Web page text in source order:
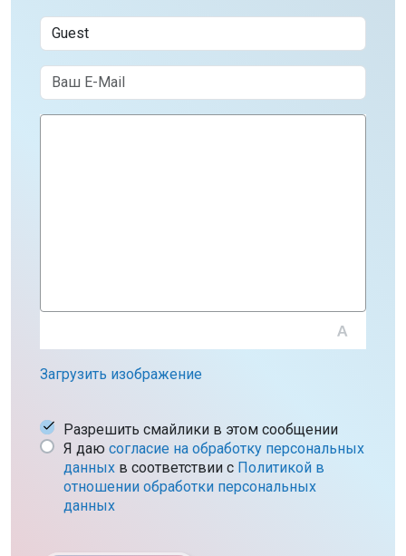
Загрузить изображение
Разрешить смайлики в этом сообщении
Я даю согласие на обработку персональных
данных в соответствии c Политикой в
отношении обработки персональных
данных